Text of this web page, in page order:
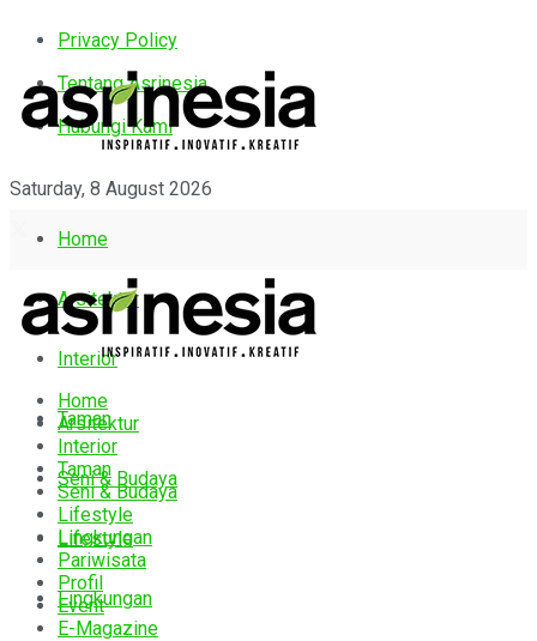
Privacy Policy
Tentang Asrinesia
Hubungi Kami
Saturday, 8 August 2026
Home
Arsitektur
Interior
Taman
Seni & Budaya
Lifestyle
Lingkungan
Home
Arsitektur
Interior
Taman
Seni & Budaya
Lifestyle
Lingkungan
Pariwisata
Profil
Event
E-Magazine